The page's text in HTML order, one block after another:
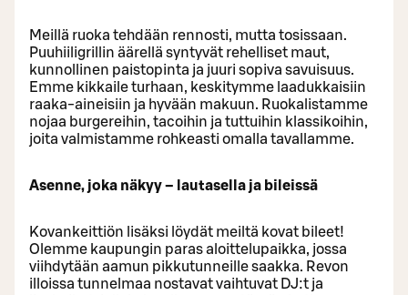
Meillä ruoka tehdään rennosti, mutta tosissaan.
Puuhiiligrillin äärellä syntyvät rehelliset maut,
kunnollinen paistopinta ja juuri sopiva savuisuus.
Emme kikkaile turhaan, keskitymme laadukkaisiin
raaka-aineisiin ja hyvään makuun.​ Ruokalistamme
nojaa burgereihin, tacoihin ja tuttuihin klassikoihin,
joita valmistamme rohkeasti omalla tavallamme.​
Asenne, joka näkyy – lautasella ja bileissä​
Kovankeittiön lisäksi löydät meiltä kovat bileet!
Olemme kaupungin paras aloittelupaikka, jossa
viihdytään aamun pikkutunneille saakka. Revon
illoissa tunnelmaa nostavat vaihtuvat DJ:t ja